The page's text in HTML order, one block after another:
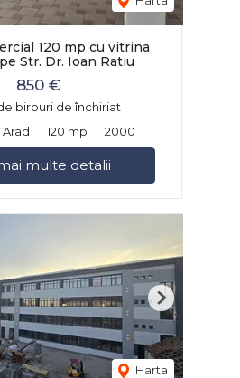
120 mp cu vitrina
Str. Dr. Ioan Ratiu
850 €
birouri de închiriat
120 mp 2000
multe detalii
Harta
Next